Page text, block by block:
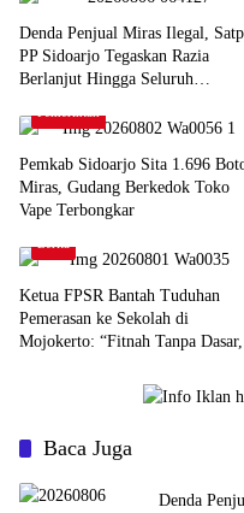
Denda Penjual Miras Ilegal,
PP Sidoarjo Tegaskan Razia
Berlanjut Hingga Seluruh
Pemkab Sidoarjo Sita 1.696
Miras, Gudang Berkedok Toko
Vape Terbongkar
Ketua FPSR Bantah Tuduhan
Pemerasan ke Sekolah di
Mojokerto: “Fitnah Tanpa Dasar,
Baca Juga
Denda